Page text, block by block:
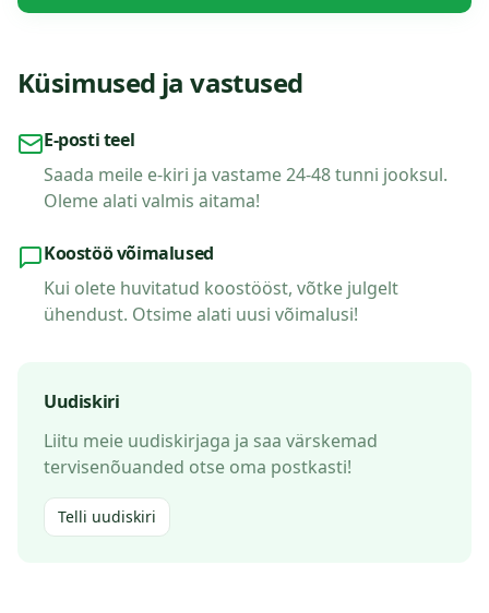
Küsimused ja vastused
E-posti teel
Saada meile e-kiri ja vastame 24-48 tunni jooksul.
Oleme alati valmis aitama!
Koostöö võimalused
Kui olete huvitatud koostööst, võtke julgelt
ühendust. Otsime alati uusi võimalusi!
Uudiskiri
Liitu meie uudiskirjaga ja saa värskemad
tervisenõuanded otse oma postkasti!
Telli uudiskiri